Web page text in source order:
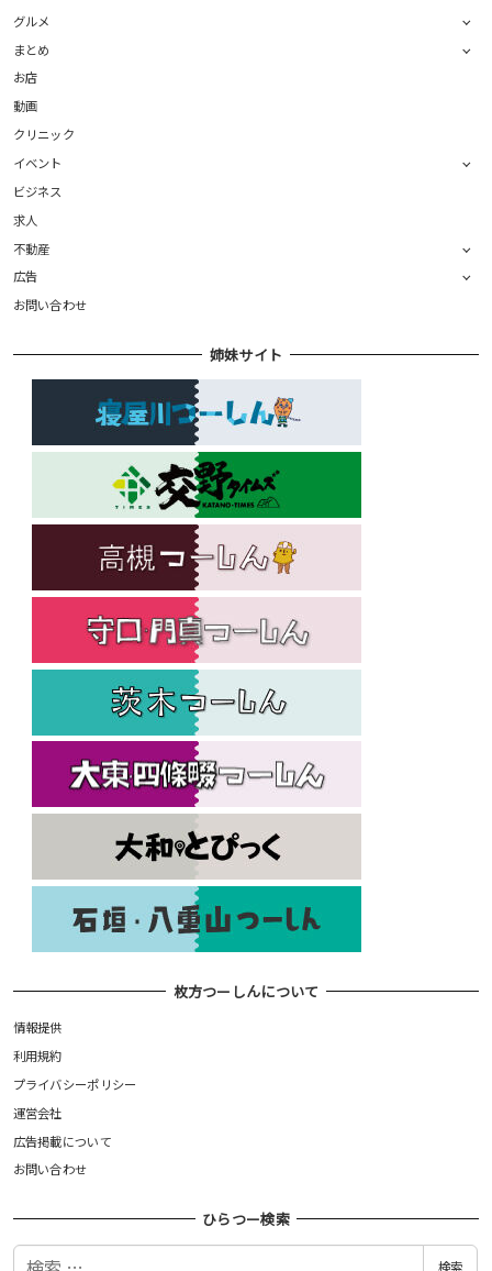
グルメ
まとめ
お店
動画
クリニック
イベント
ビジネス
求人
不動産
広告
お問い合わせ
姉妹サイト
枚方つーしんについて
情報提供
利用規約
プライバシーポリシー
運営会社
広告掲載について
お問い合わせ
ひらつー検索
検
検索